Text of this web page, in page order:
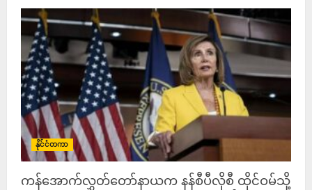
နိုင်ငံတကာ
ကန်အောက်လွှတ်တော်နာယက နန်စီပီလိုစီ ထိုင်ဝမ်သို့